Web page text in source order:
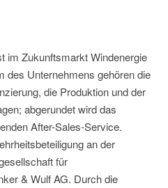
im Zukunftsmarkt Windenergie
des Unternehmens gehören die
die Produktion und der
abgerundet wird das
After-Sales-Service.
an der
für
& Wulf AG. Durch die